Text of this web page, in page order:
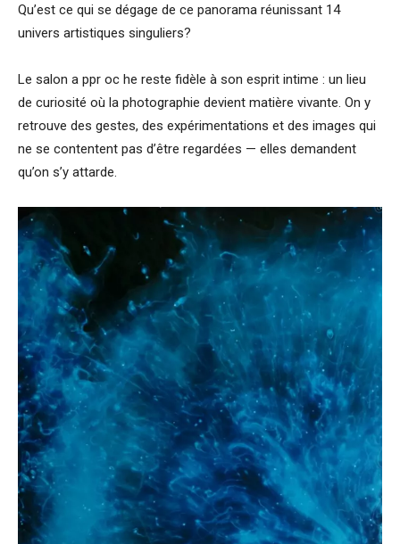
Qu’est ce qui se dégage de ce panorama réunissant 14
univers artistiques singuliers?
Le salon a ppr oc he reste fidèle à son esprit intime : un lieu
de curiosité où la photographie devient matière vivante. On y
retrouve des gestes, des expérimentations et des images qui
ne se contentent pas d’être regardées — elles demandent
qu’on s’y attarde.